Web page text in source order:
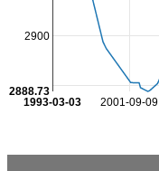
2001-09-09
1993-03-03
2900
2888.73